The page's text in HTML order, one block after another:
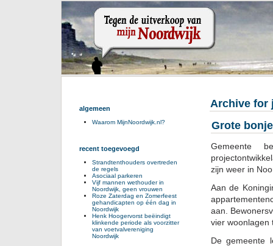
Archive for
Grote
Gemeente
zijn weer in
Aan de
aan.
vier woonlagen
De gemeente
algemeen
Waarom MijnNoordwijk.nl?
recent toegevoegd
Strandtenthouders overtreden
de regels
Asociaal parkeren
Vijf mannen wethouder in
Noordwijk, geen vrouwen
Roze Zaterdag en Zomerfeest
gehandicapten op één dag in
Noordwijk
Henk Hoogervorst beëindigt
klinkende periode als voorzitter
van voetvalvereniging
Noordwijk